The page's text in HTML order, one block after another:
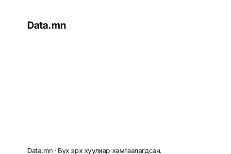
Data.mn
Data.mn · Бүх эрх хуулиар хамгаалагдсан.